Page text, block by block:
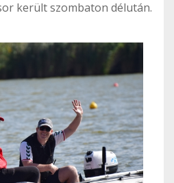
került szombaton délután.